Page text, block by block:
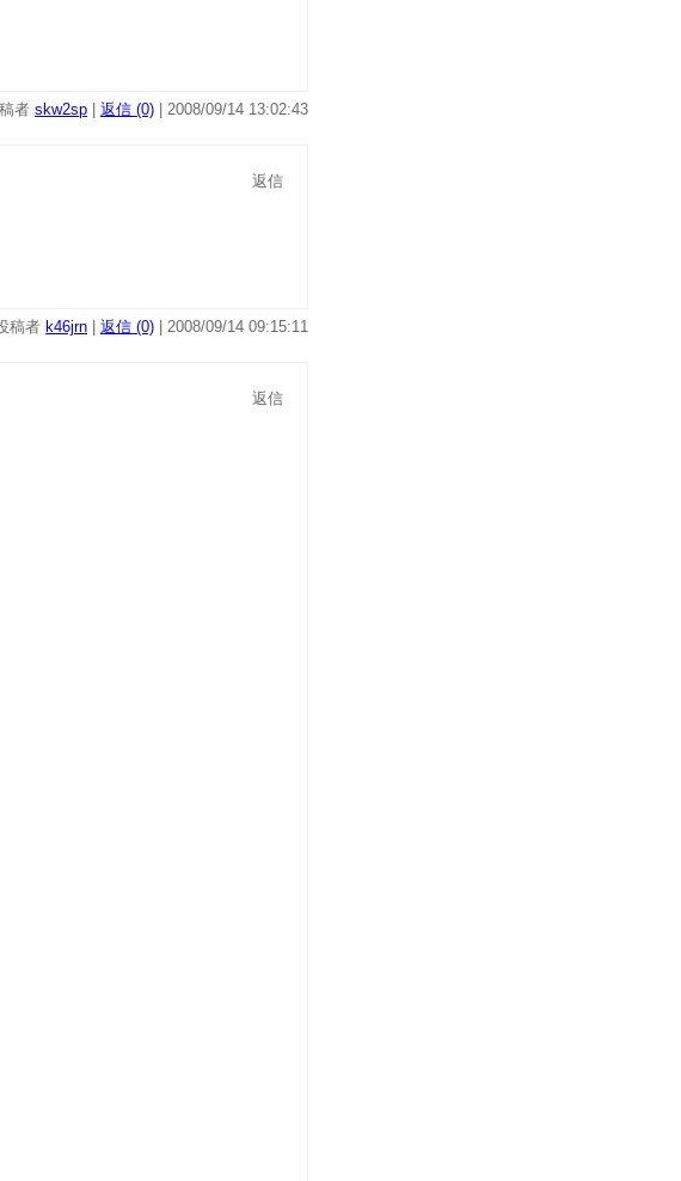
者 skw2sp 返信 (0) | 2008/09/14 13:02:43
返信
稿者 k46jrn 返信 (0) | 2008/09/14 09:15:11
返信